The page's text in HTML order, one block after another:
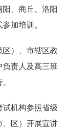
、商丘、洛阳
参加培训。
区）、市辖区教
负责人及高三班
试机构参照省级
、区）开展宣讲